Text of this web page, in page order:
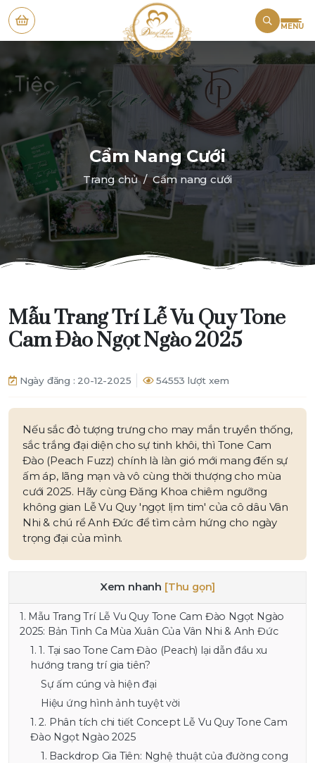
MENU
Cẩm Nang Cưới
Trang chủ Cẩm nang cưới
Mẫu Trang Trí Lễ Vu Quy Tone
Cam Đào Ngọt Ngào 2025
Ngày đăng : 20-12-2025 54553 lượt xem
Nếu sắc đỏ tượng trưng cho may mắn truyền thống,
sắc trắng đại diện cho sự tinh khôi, thì Tone Cam
Đào (Peach Fuzz) chính là làn gió mới mang đến sự
ấm áp, lãng mạn và vô cùng thời thượng cho mùa
cưới 2025. Hãy cùng Đăng Khoa chiêm ngưỡng
không gian Lễ Vu Quy 'ngọt lịm tim' của cô dâu Vân
Nhi & chú rể Anh Đức để tìm cảm hứng cho ngày
trọng đại của mình.
Xem nhanh [Thu gọn]
1. Mẫu Trang Trí Lễ Vu Quy Tone Cam Đào Ngọt Ngào
2025: Bản Tình Ca Mùa Xuân Của Vân Nhi & Anh Đức
1. 1. Tại sao Tone Cam Đào (Peach) lại dẫn đầu xu
hướng trang trí gia tiên?
Sự ấm cúng và hiện đại
Hiệu ứng hình ảnh tuyệt vời
1. 2. Phân tích chi tiết Concept Lễ Vu Quy Tone Cam
Đào Ngọt Ngào 2025
1. Backdrop Gia Tiên: Nghệ thuật của đường cong